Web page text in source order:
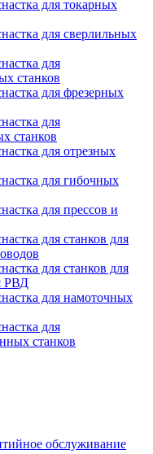
для токарных
для сверлильных
для
станков
для фрезерных
для
станков
для отрезных
для гибочных
для прессов и
для станков для
для станков для
РВД
для намоточных
для
станков
обслуживание